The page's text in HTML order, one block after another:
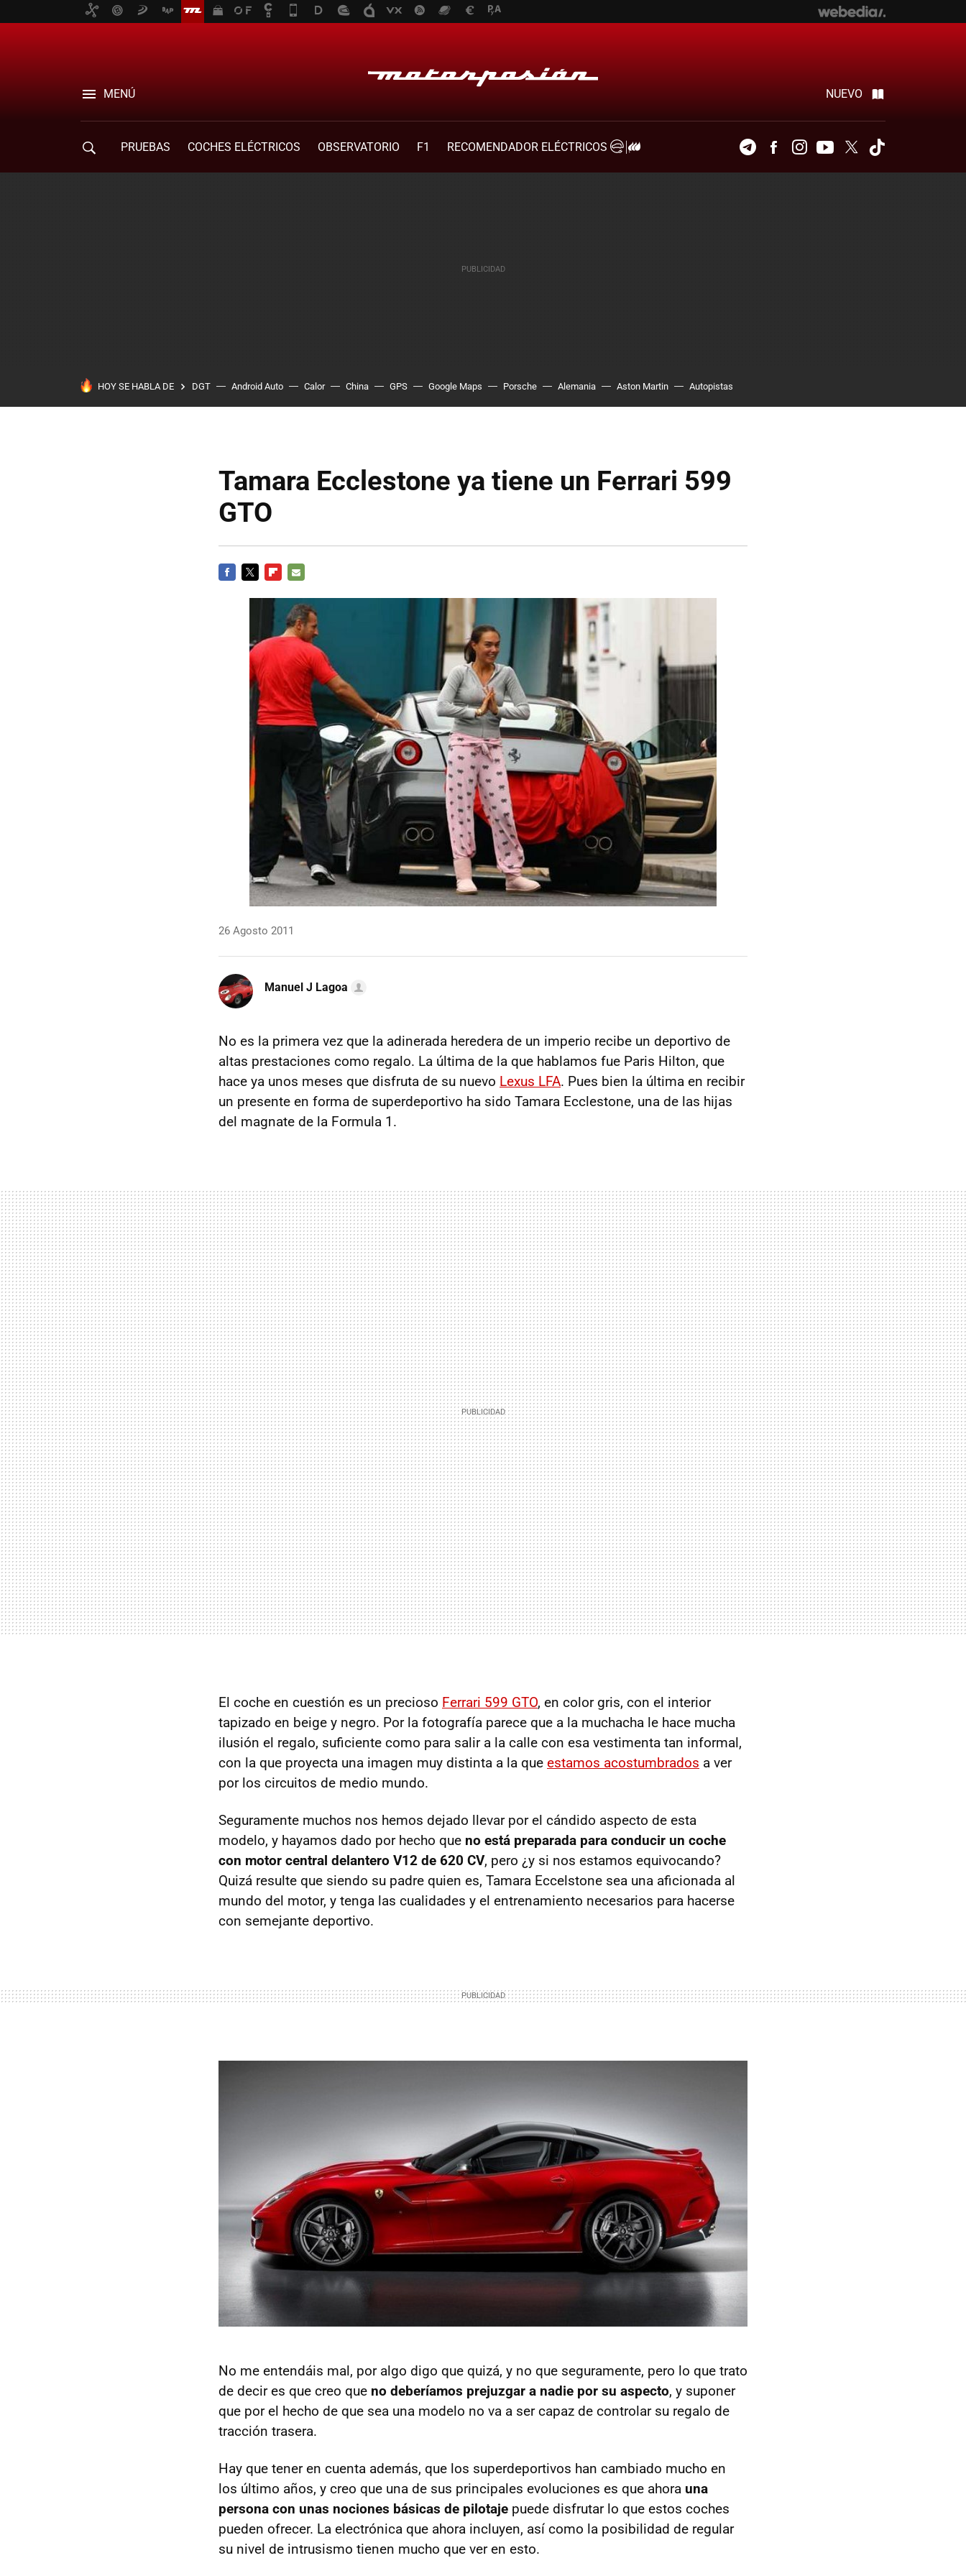
MENÚ NUEVO
PRUEBAS COCHES ELÉCTRICOS OBSERVATORIO F1
RECOMENDADOR ELÉCTRICOS
TelegramFacebookInstagramYoutubeTwitter
HOY SE HABLA DE DGT Android Auto Calor China GPS Google Maps Porsche Alemania Aston Martin Autopistas
Tamara Ecclestone ya tiene un Ferrari 599
GTO
MAIL
26 Agosto 2011
Manuel J Lagoa
No es la primera vez que la adinerada heredera de un imperio recibe un deportivo de
altas prestaciones como regalo. La última de la que hablamos fue Paris Hilton, que
hace ya unos meses que disfruta de su nuevo Lexus LFA. Pues bien la última en recibir
un presente en forma de superdeportivo ha sido Tamara Ecclestone, una de las hijas
del magnate de la Formula 1.
El coche en cuestión es un precioso Ferrari 599 GTO, en color gris, con el interior
tapizado en beige y negro. Por la fotografía parece que a la muchacha le hace mucha
ilusión el regalo, suficiente como para salir a la calle con esa vestimenta tan informal,
con la que proyecta una imagen muy distinta a la que estamos acostumbrados a ver
por los circuitos de medio mundo.
Seguramente muchos nos hemos dejado llevar por el cándido aspecto de esta
modelo, y hayamos dado por hecho que no está preparada para conducir un coche
con motor central delantero V12 de 620 CV, pero ¿y si nos estamos equivocando?
Quizá resulte que siendo su padre quien es, Tamara Eccelstone sea una aficionada al
mundo del motor, y tenga las cualidades y el entrenamiento necesarios para hacerse
con semejante deportivo.
No me entendáis mal, por algo digo que quizá, y no que seguramente, pero lo que trato
de decir es que creo que no deberíamos prejuzgar a nadie por su aspecto, y suponer
que por el hecho de que sea una modelo no va a ser capaz de controlar su regalo de
tracción trasera.
Hay que tener en cuenta además, que los superdeportivos han cambiado mucho en
los último años, y creo que una de sus principales evoluciones es que ahora una
persona con unas nociones básicas de pilotaje puede disfrutar lo que estos coches
pueden ofrecer. La electrónica que ahora incluyen, así como la posibilidad de regular
su nivel de intrusismo tienen mucho que ver en esto.